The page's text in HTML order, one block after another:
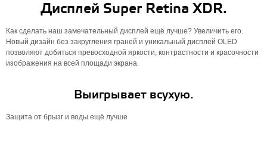
Дисплей Super Retina XDR.
Как сделать наш замечательный дисплей ещё лучше? Увеличить его.
Новый дизайн без закругления граней и уникальный дисплей OLED
позволяют добиться превосходной яркости, контрастности и красочности
изображения на всей площади экрана.
Выигрывает всухую.
Защита от брызг и воды ещё лучше